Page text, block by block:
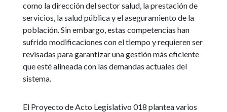
como la dirección del sector salud, la prestación de
servicios, la salud pública y el aseguramiento de la
población. Sin embargo, estas competencias han
sufrido modificaciones con el tiempo y requieren ser
revisadas para garantizar una gestión más eficiente
que esté alineada con las demandas actuales del
sistema.
El Proyecto de Acto Legislativo 018 plantea varios